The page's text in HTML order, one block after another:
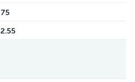
75
2.55